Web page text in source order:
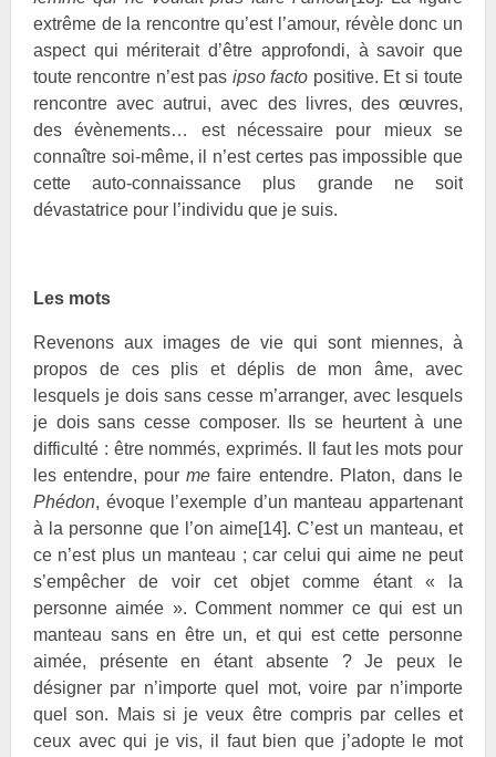
extrême de la rencontre qu’est l’amour, révèle donc un
aspect qui mériterait d’être approfondi, à savoir que
toute rencontre n’est pas ipso factopositive. Et si toute
rencontre avec autrui, avec des livres, des œuvres,
des évènements… est nécessaire pour mieux se
connaître soi-même, il n’est certes pas impossible que
cette auto-connaissance plus grande ne soit
dévastatrice pour l’individu que je suis.
Les mots
Revenons aux images de vie qui sont miennes, à
propos de ces plis et déplis de mon âme, avec
lesquels je dois sans cesse m’arranger, avec lesquels
je dois sans cesse composer. Ils se heurtent à une
difficulté : être nommés, exprimés. Il faut les mots pour
les entendre, pour mefaire entendre. Platon, dans le
Phédon, évoque l’exemple d’un manteau appartenant
à la personne que l’on aime[14]. C’est un manteau, et
ce n’est plus un manteau ; car celui qui aime ne peut
s’empêcher de voir cet objet comme étant « la
personne aimée ». Comment nommer ce qui est un
manteau sans en être un, et qui est cette personne
aimée, présente en étant absente ? Je peux le
désigner par n’importe quel mot, voire par n’importe
quel son. Mais si je veux être compris par celles et
ceux avec qui je vis, il faut bien que j’adopte le mot